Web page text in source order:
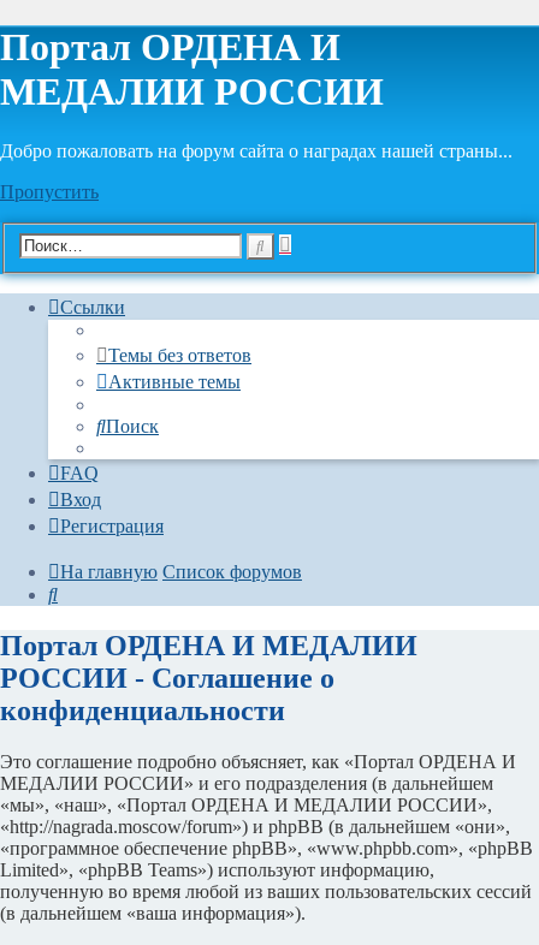
Портал ОРДЕНА И
МЕДАЛИИ РОССИИ
Добро пожаловать на форум сайта о наградах нашей страны...
Пропустить
Расширенный
Ссылки
Темы без ответов
Активные темы
Поиск
FAQ
Вход
Регистрация
На главную Список форумов
Поиск
Портал ОРДЕНА И МЕДАЛИИ
РОССИИ - Соглашение о
конфиденциальности
Это соглашение подробно объясняет, как «Портал ОРДЕНА И
МЕДАЛИИ РОССИИ» и его подразделения (в дальнейшем
«мы», «наш», «Портал ОРДЕНА И МЕДАЛИИ РОССИИ»,
«http://nagrada.moscow/forum») и phpBB (в дальнейшем «они»,
«программное обеспечение phpBB», «www.phpbb.com», «phpBB
Limited», «phpBB Teams») используют информацию,
полученную во время любой из ваших пользовательских сессий
(в дальнейшем «ваша информация»).